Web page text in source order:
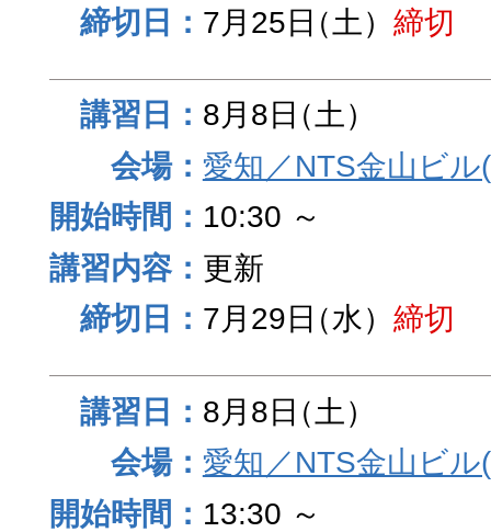
7月25日（土） 締切
8月8日（土）
愛知／NTS金山ビ
10:30 ～
更新
7月29日（水） 締切
8月8日（土）
愛知／NTS金山ビ
13:30 ～